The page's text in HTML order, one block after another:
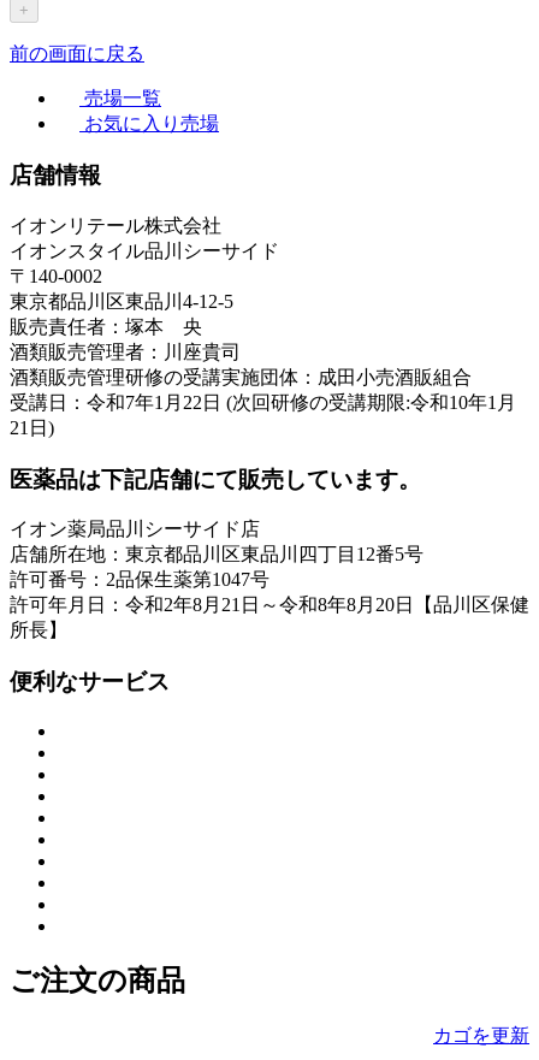
+
前の画面に戻る
売場一覧
お気に入り売場
店舗情報
イオンリテール株式会社
イオンスタイル品川シーサイド
〒140-0002
東京都品川区東品川4-12-5
販売責任者：塚本 央
酒類販売管理者：川座貴司
酒類販売管理研修の受講実施団体：成田小売酒販組合
受講日：令和7年1月22日 (次回研修の受講期限:令和10年1月
21日)
医薬品は下記店舗にて販売しています。
イオン薬局品川シーサイド店
店舗所在地：東京都品川区東品川四丁目12番5号
許可番号：2品保生薬第1047号
許可年月日：令和2年8月21日～令和8年8月20日【品川区保健
所長】
便利なサービス
ご注文の商品
カゴを更新